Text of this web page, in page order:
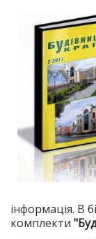
інформація. В
комплекти